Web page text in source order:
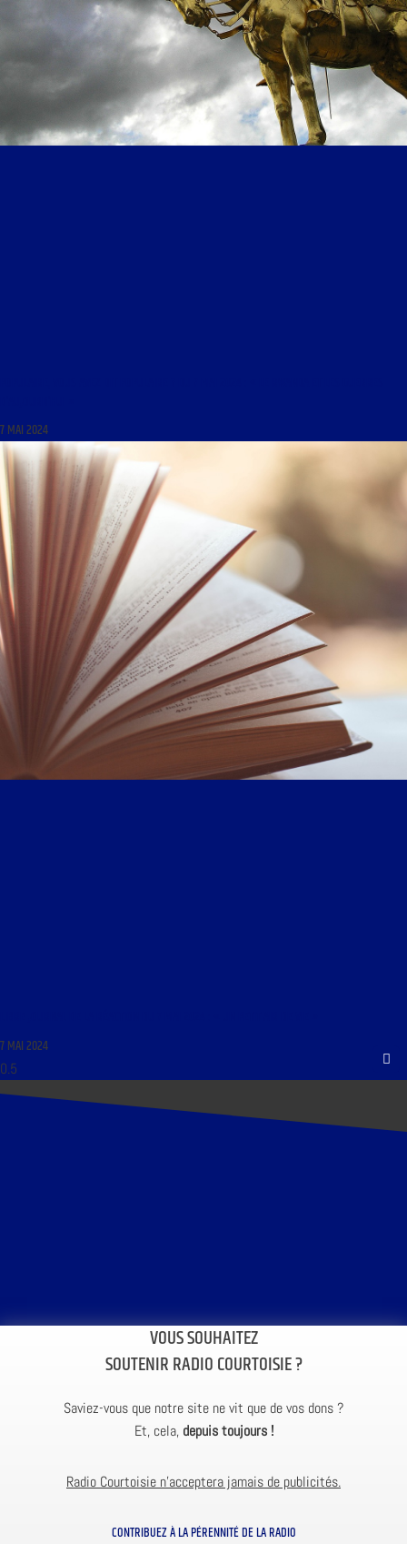
7 MAI 2024
7 MAI 2024
VOUS SOUHAITEZ
SOUTENIR RADIO COURTOISIE ?
Saviez-vous que notre site ne vit que de vos dons ?
Et, cela, depuis toujours !
Radio Courtoisie n’acceptera jamais de publicités.
CONTRIBUEZ À LA PÉRENNITÉ DE LA RADIO